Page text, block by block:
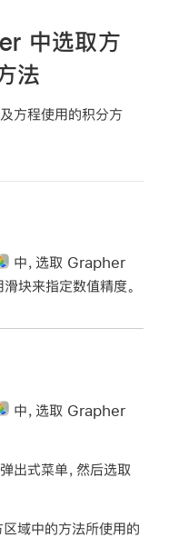
中选取方
法
方程使用的积分方
中，选取 Grapher
块来指定数值精度。
中，选取 Grapher
出式菜单，然后选取
域中的方法所使用的